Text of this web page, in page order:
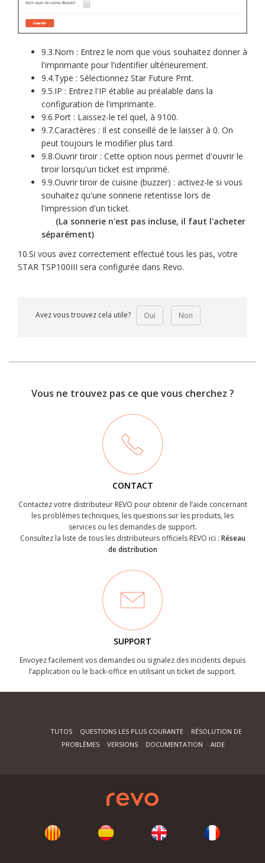
9.3.Nom : Entrez le nom que vous souhaitez donner à
l'imprimante pour l'identifier ultérieurement.
9.4.Type : Sélectionnez Star Future Prnt.
9.5.IP : Entrez l'IP établie au préalable dans la
configuration de l'imprimante.
9.6.Port : Laissez-le tel quel, à 9100.
9.7.Caractères : Il est conseillé de le laisser à 0. On
peut toujours le modifier plus tard.
9.8.Ouvrir tiroir : Cette option nous permet d'ouvrir le
tiroir lorsqu'un ticket est imprimé.
9.9.Ouvrir tiroir de cuisine (buzzer) : activez-le si vous
souhaitez qu'une sonnerie retentisse lors de
l'impression d'un ticket.
(La sonnerie n'est pas incluse, il faut l'acheter
séparément)
10.Si vous avez correctement effectué tous les pas, votre
STAR TSP100III sera configurée dans Revo.
Avez vous trouvez cela utile? Oui Non
Vous ne trouvez pas ce que vous cherchez ?
CONTACT
Contactez votre distributeur REVO pour obtenir de l’aide concernant
les problèmes techniques, les questions sur les produits, les
services ou les demandes de support.
Consultez la liste de tous les distributeurs officiels REVO ici : Réseau
de distribution
SUPPORT
Envoyez facilement vos demandes ou signalez des incidents depuis
l’application ou le back-office en utilisant un ticket de support.
TUTOS QUESTIONS LES PLUS COURANTE
RÉSOLUTION DE
PROBLÈMES
VERSIONS DOCUMENTATION AIDE